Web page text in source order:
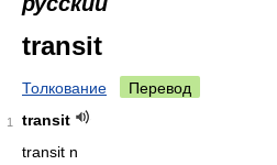
transit
Толкование Перевод
1
transit
transit n